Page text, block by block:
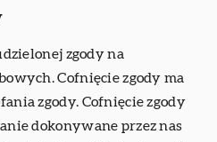
zgody na
Cofnięcie zgody ma
zgody. Cofnięcie zgody
dokonywane przez nas